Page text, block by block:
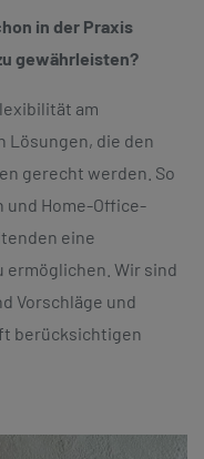
in der Praxis
gewährleisten?
am
Lösungen, die den
gerecht werden. So
und Home-Office-
eine
ermöglichen. Wir sind
Vorschläge und
berücksichtigen